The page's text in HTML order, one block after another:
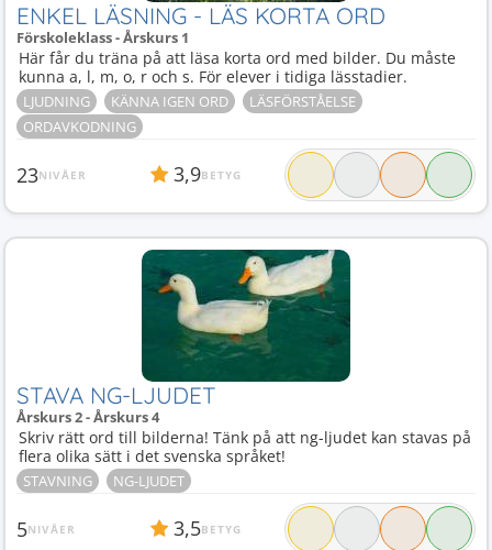
ENKEL LÄSNING - LÄS KORTA ORD
Förskoleklass - Årskurs 1
Här får du träna på att läsa korta ord med bilder. Du måste
kunna a, l, m, o, r och s. För elever i tidiga lässtadier.
LJUDNING KÄNNA IGEN ORD
LÄSFÖRSTÅELSE
ORDAVKODNING
23NIVÅER 3,9BETYG
STAVA NG-LJUDET
Årskurs 2 - Årskurs 4
Skriv rätt ord till bilderna! Tänk på att ng-ljudet kan stavas på
flera olika sätt i det svenska språket!
STAVNING NG-LJUDET
5NIVÅER 3,5BETYG